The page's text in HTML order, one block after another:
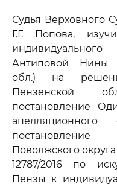
Судья Верховного
Г.Г. Попова,
Антиповой Нины
обл.) на
Пензенской
постановление
Поволжского
12787/2016 по
Пензы к